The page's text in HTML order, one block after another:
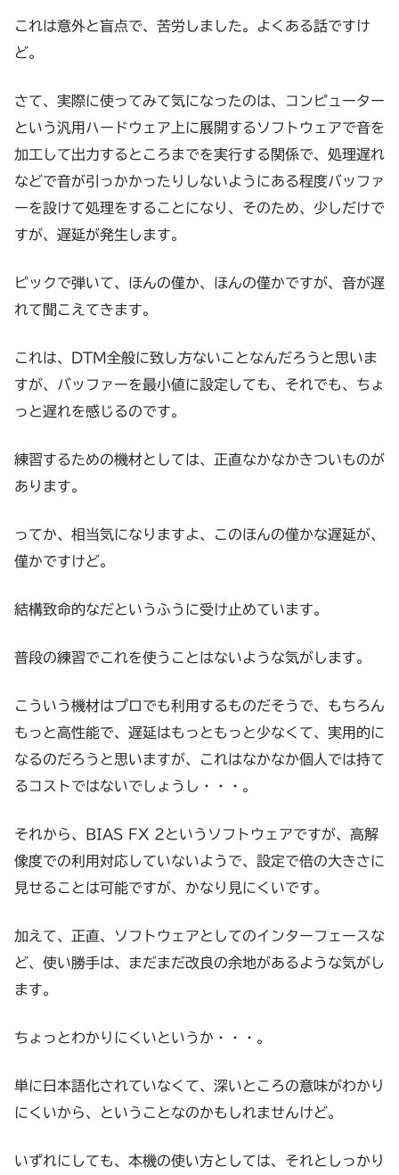
これは意外と盲点で、苦労しました。よくある話ですけ
ど。
さて、実際に使ってみて気になったのは、コンピューター
という汎用ハードウェア上に展開するソフトウェアで音を
加工して出力するところまでを実行する関係で、処理遅れ
などで音が引っかかったりしないようにある程度バッファ
ーを設けて処理をすることになり、そのため、少しだけで
すが、遅延が発生します。
ピックで弾いて、ほんの僅か、ほんの僅かですが、音が遅
れて聞こえてきます。
これは、DTM全般に致し方ないことなんだろうと思いま
すが、バッファーを最小値に設定しても、それでも、ちょ
っと遅れを感じるのです。
練習するための機材としては、正直なかなかきついものが
あります。
ってか、相当気になりますよ、このほんの僅かな遅延が、
僅かですけど。
結構致命的なだというふうに受け止めています。
普段の練習でこれを使うことはないような気がします。
こういう機材はプロでも利用するものだそうで、もちろん
もっと高性能で、遅延はもっともっと少なくて、実用的に
なるのだろうと思いますが、これはなかなか個人では持て
るコストではないでしょうし・・・。
それから、BIAS FX 2というソフトウェアですが、高解
像度での利用対応していないようで、設定で倍の大きさに
見せることは可能ですが、かなり見にくいです。
加えて、正直、ソフトウェアとしてのインターフェースな
ど、使い勝手は、まだまだ改良の余地があるような気がし
ます。
ちょっとわかりにくいというか・・・。
単に日本語化されていなくて、深いところの意味がわかり
にくいから、ということなのかもしれませんけど。
いずれにしても、本機の使い方としては、それとしっかり